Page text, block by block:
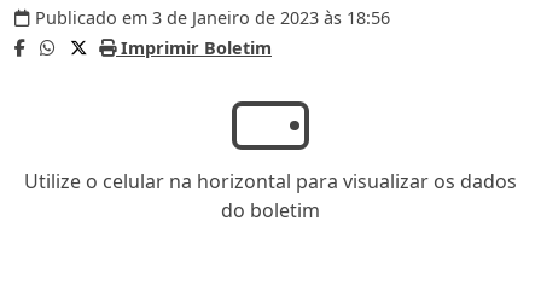
Publicado em 3 de Janeiro de 2023 às 18:56
Imprimir Boletim
Utilize o celular na horizontal para visualizar os dados
do boletim